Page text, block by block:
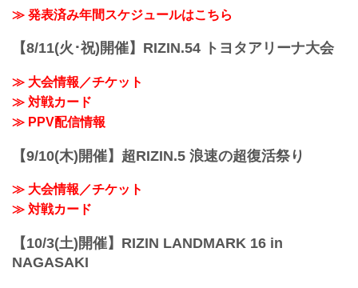
「上町1丁目」バス停留所 徒歩...
SAPPORO オフィシャル観戦ツアー』の
一般申し込みがスタート！！
★一般★JALで行く！RIZIN LANDMARK
11 in SAPPOROオフィシャル観戦ツアー
約ならJJ tourが断然お得！ 北海道 旅...
≫ 発表済み年間スケジュールはこちら
【8/11(火･祝)開催】RIZIN.54 トヨタアリーナ大会
≫ 大会情報／チケット
≫ 対戦カード
≫ PPV配信情報
【9/10(木)開催】超RIZIN.5 浪速の超復活祭り
≫ 大会情報／チケット
≫ 対戦カード
【10/3(土)開催】RIZIN LANDMARK 16 in
NAGASAKI